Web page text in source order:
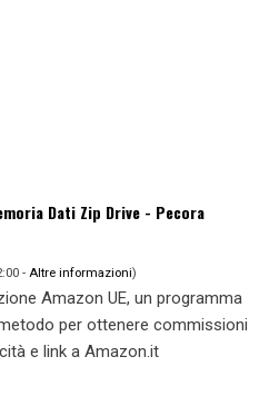
Dati Zip Drive - Pecora
- Altre informazioni)
Amazon UE, un programma
per ottenere commissioni
e link a Amazon.it